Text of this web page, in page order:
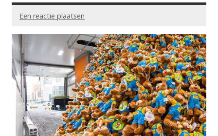
Een reactie plaatsen